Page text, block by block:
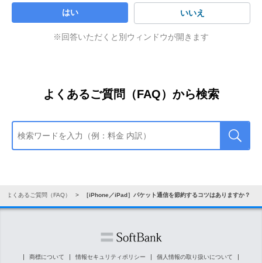
はい いいえ
※回答いただくと別ウィンドウが開きます
よくあるご質問（FAQ）から検索
よくあるご質問（FAQ） ［iPhone／iPad］パケット通信を節約するコツはありますか？
商標について 情報セキュリティポリシー 個人情報の取り扱いについて